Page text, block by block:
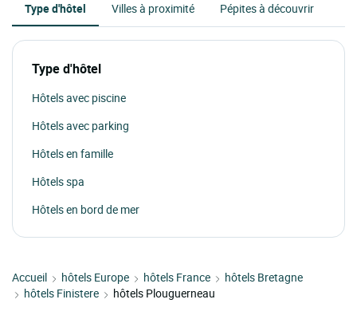
Type d'hôtel Villes à proximité Pépites à découvrir
Type d'hôtel
Hôtels avec piscine
Hôtels avec parking
Hôtels en famille
Hôtels spa
Hôtels en bord de mer
Accueil hôtels Europe hôtels France
hôtels Bretagne
hôtels Finistere
hôtels Plouguerneau